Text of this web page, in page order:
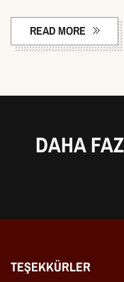
READ MORE
DAHA
TEŞEKKÜRLER